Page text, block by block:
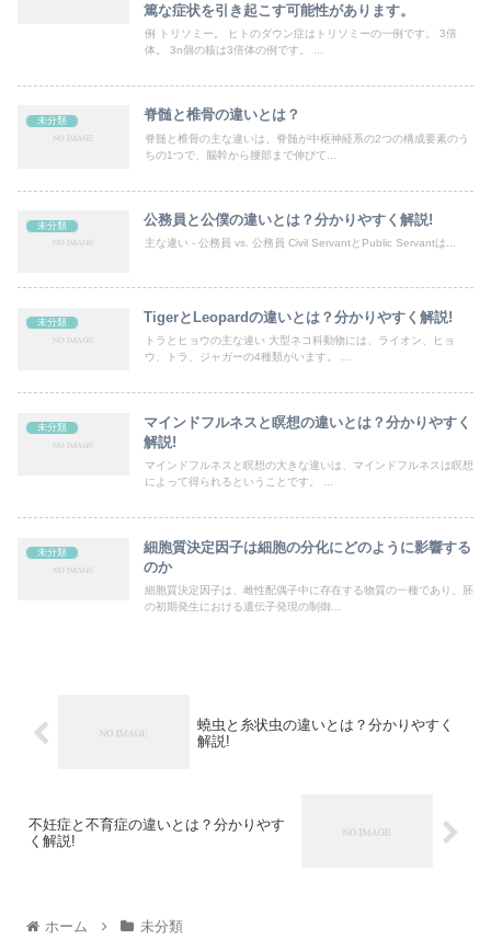
篤な症状を引き起こす可能性があります。
例 トリソミー。 ヒトのダウン症はトリソミーの一例です。 3倍
体。 3n個の核は3倍体の例です。 ...
未分類 脊髄と椎骨の違いとは？
脊髄と椎骨の主な違いは、脊髄が中枢神経系の2つの構成要素のう
ちの1つで、脳幹から腰部まで伸びて...
未分類 公務員と公僕の違いとは？分かりやすく解説!
主な違い - 公務員 vs. 公務員 Civil ServantとPublic Servantは...
未分類 TigerとLeopardの違いとは？分かりやすく解説!
トラとヒョウの主な違い 大型ネコ科動物には、ライオン、ヒョ
ウ、トラ、ジャガーの4種類がいます。 ...
未分類
マインドフルネスと瞑想の違いとは？分かりやすく
解説!
マインドフルネスと瞑想の大きな違いは、マインドフルネスは瞑想
によって得られるということです。 ...
未分類
細胞質決定因子は細胞の分化にどのように影響する
のか
細胞質決定因子は、雌性配偶子中に存在する物質の一種であり、胚
の初期発生における遺伝子発現の制御...
蟯虫と糸状虫の違いとは？分かりやすく
解説!
不妊症と不育症の違いとは？分かりやす
く解説!
ホーム 未分類